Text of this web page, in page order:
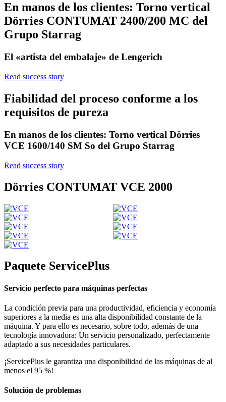
En manos de los clientes: Torno vertical
Dörries CONTUMAT 2400/200 MC del
Grupo Starrag
El «artista del embalaje» de Lengerich
Read success story
Fiabilidad del proceso conforme a los
requisitos de pureza
En manos de los clientes: Torno vertical Dörries
VCE 1600/140 SM So del Grupo Starrag
Read success story
Dörries CONTUMAT VCE 2000
Paquete ServicePlus
Servicio perfecto para máquinas perfectas
La condición previa para una productividad, eficiencia y economía
superiores a la media es una alta disponibilidad constante de la
máquina. Y para ello es necesario, sobre todo, además de una
tecnología innovadora: Un servicio personalizado, perfectamente
adaptado a sus necesidades particulares.
¡ServicePlus le garantiza una disponibilidad de las máquinas de al
menos el 95 %!
Solución de problemas